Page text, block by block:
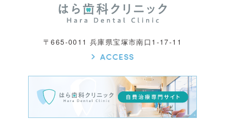
〒665-0011 兵庫県宝塚市南口1-17-11